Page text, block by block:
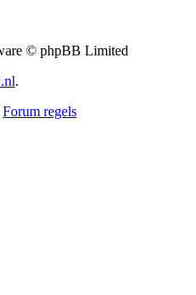
© phpBB Limited
.
Forum regels